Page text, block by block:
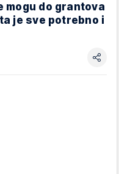
mogu do grantova
je sve potrebno i